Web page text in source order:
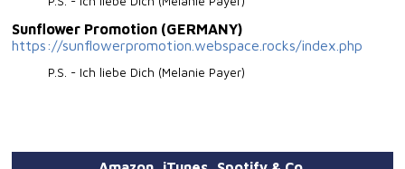
Sunflower Promotion (GERMANY)
https://sunflowerpromotion.webspace.rocks/index.php
P.S. - Ich liebe Dich (Melanie Payer)